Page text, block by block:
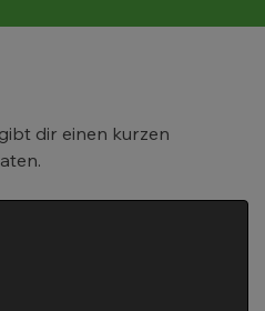
gibt dir einen kurzen